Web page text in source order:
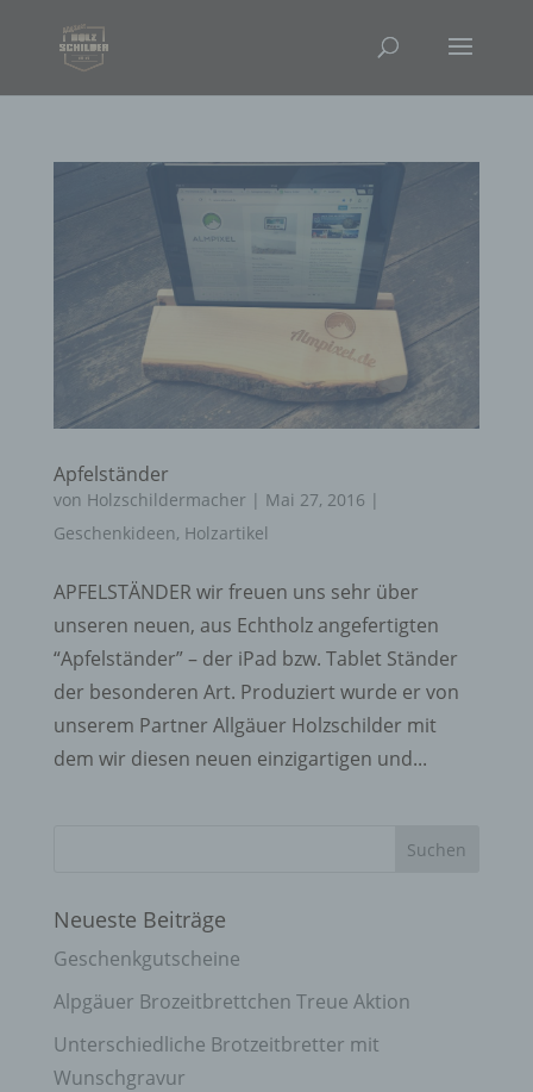
Apfelständer
von Holzschildermacher | Mai 27, 2016 |
Geschenkideen, Holzartikel
APFELSTÄNDER wir freuen uns sehr über
unseren neuen, aus Echtholz angefertigten
“Apfelständer” – der iPad bzw. Tablet Ständer
der besonderen Art. Produziert wurde er von
unserem Partner Allgäuer Holzschilder mit
dem wir diesen neuen einzigartigen und...
Neueste Beiträge
Geschenkgutscheine
Alpgäuer Brozeitbrettchen Treue Aktion
Unterschiedliche Brotzeitbretter mit
Wunschgravur